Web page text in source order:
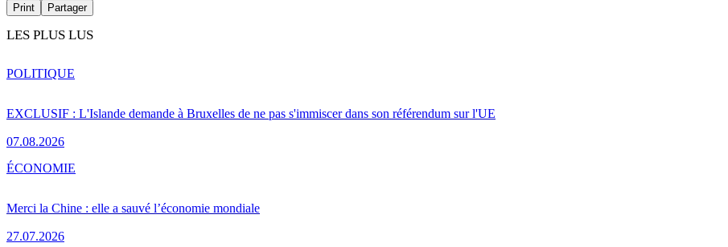
Print Partager
LES PLUS LUS
EXCLUSIF : L'Islande demande à Bruxelles de ne pas s'immiscer dans son référendum sur l'UE
07.08.2026
POLITIQUE
Merci la Chine : elle a sauvé l’économie mondiale
27.07.2026
ÉCONOMIE